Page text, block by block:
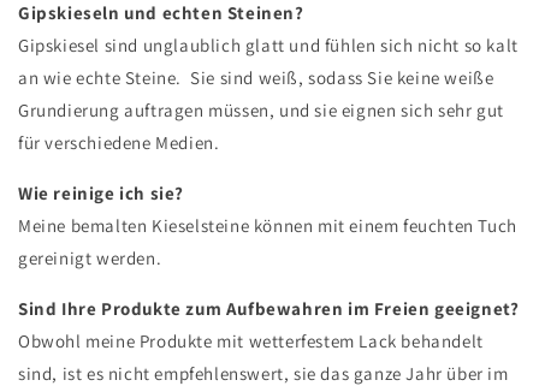
Gipskieseln und echten Steinen?
Gipskiesel sind unglaublich glatt und fühlen sich nicht so kalt
an wie echte Steine. Sie sind weiß, sodass Sie keine weiße
Grundierung auftragen müssen, und sie eignen sich sehr gut
für verschiedene Medien.
Wie reinige ich sie?
Meine bemalten Kieselsteine ​​können mit einem feuchten Tuch
gereinigt werden.
Sind Ihre Produkte zum Aufbewahren im Freien geeignet?
Obwohl meine Produkte mit wetterfestem Lack behandelt
sind, ist es nicht empfehlenswert, sie das ganze Jahr über im